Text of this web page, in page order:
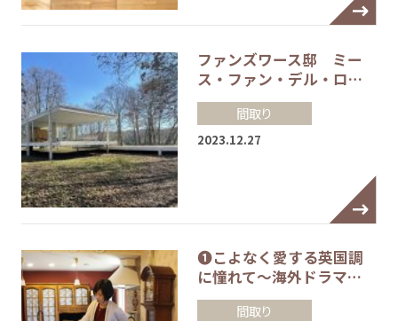
ファンズワース邸 ミー
ス・ファン・デル・ロ…
間取り
2023.12.27
❶こよなく愛する英国調
に憧れて～海外ドラマ…
間取り